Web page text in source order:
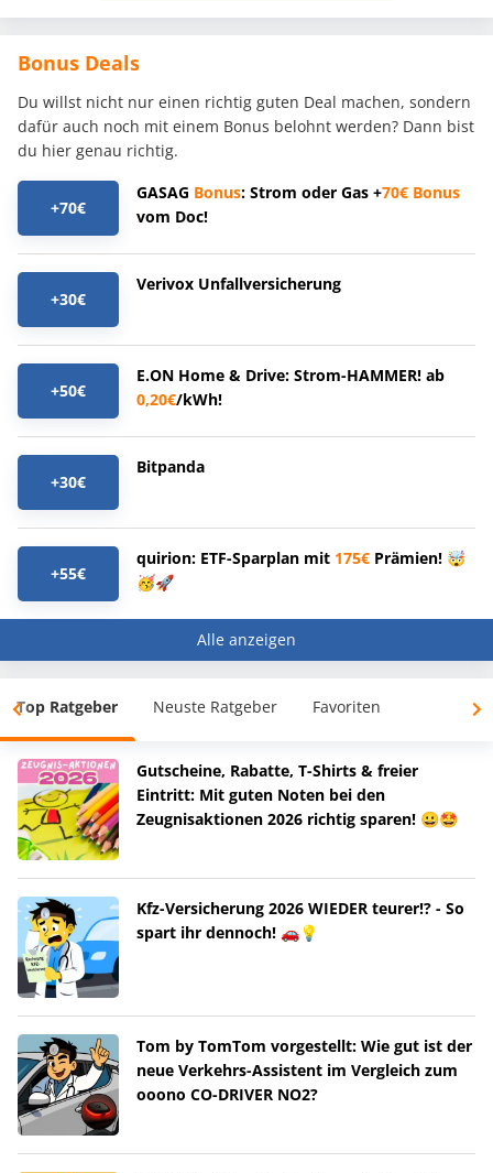
Bonus Deals
Du willst nicht nur einen richtig guten Deal machen, sondern
dafür auch noch mit einem Bonus belohnt werden? Dann bist
du hier genau richtig.
+70€
GASAG Bonus: Strom oder Gas +70€ Bonus
vom Doc!
+30€
Verivox Unfallversicherung
+50€
E.ON Home & Drive: Strom-HAMMER! ab
0,20€/kWh!
+30€
Bitpanda
+55€
quirion: ETF-Sparplan mit 175€ Prämien! 🤯
🥳🚀
Alle anzeigen
Top Ratgeber Neuste Ratgeber Favoriten
Gutscheine, Rabatte, T-Shirts & freier
Eintritt: Mit guten Noten bei den
Zeugnisaktionen 2026 richtig sparen! 😀🤩
Kfz-Versicherung 2026 WIEDER teurer!? - So
spart ihr dennoch! 🚗💡
Tom by TomTom vorgestellt: Wie gut ist der
neue Verkehrs-Assistent im Vergleich zum
ooono CO-DRIVER NO2?